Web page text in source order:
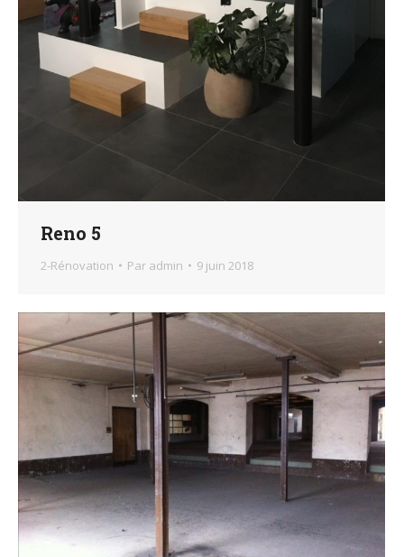
Reno 5
2-Rénovation Par admin 9 juin 2018